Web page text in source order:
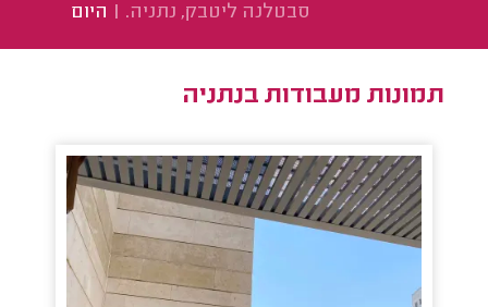
סבטלנה ליטבק, נתניה.
היום
תמונות מעבודות בנתניה